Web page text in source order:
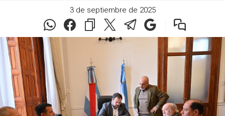
3 de septiembre de 2025